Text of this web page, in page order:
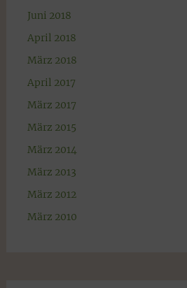
Juni 2018
April 2018
März 2018
April 2017
März 2017
März 2015
März 2014
März 2013
März 2012
März 2010